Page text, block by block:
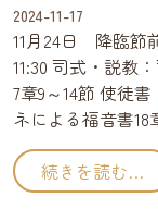
2024-11-17
11月24日 降臨節
11:30 司式・説
7章9～14節 使
ネによる福音書18
続きを読む…